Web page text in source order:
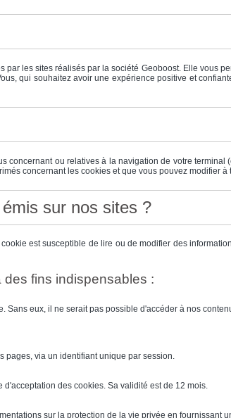
par les sites réalisés par la société Geoboost. Elle vous
qui souhaitez avoir une expérience positive et
concernant ou relatives à la navigation de votre
concernant les cookies et que vous pouvez modifier à
sur nos sites ?
est susceptible de lire ou de modifier des
fins indispensables :
Sans eux, il ne serait pas possible d'accéder à nos
pages, via un identifiant unique par session.
d'acceptation des cookies. Sa validité est de 12 mois.
sur la protection de la vie privée en